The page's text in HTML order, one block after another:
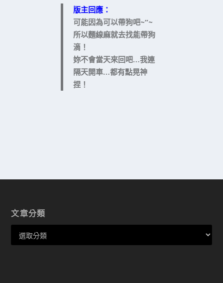
版主回應：
可能因為可以帶狗吧~”~
所以麵線麻就去找能帶狗
滴！
妳不會當天來回吧…我連
隔天開車…都有點晃神
捏！
文章分類